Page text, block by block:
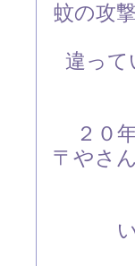
蚊の攻
違って
２０
〒やさ
い